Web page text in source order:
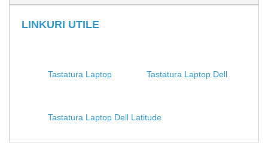
LINKURI UTILE
Tastatura Laptop Tastatura Laptop Dell
Tastatura Laptop Dell Latitude